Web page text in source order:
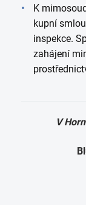
K
kupní
inspekce.
zahájení
V